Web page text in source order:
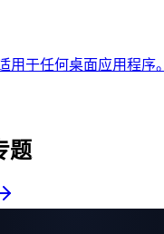
用于任何桌面应用程序。
题